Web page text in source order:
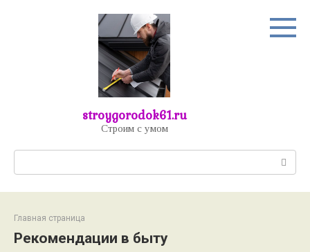
stroygorodok61.ru
Строим с умом
Главная страница
Рекомендации в быту